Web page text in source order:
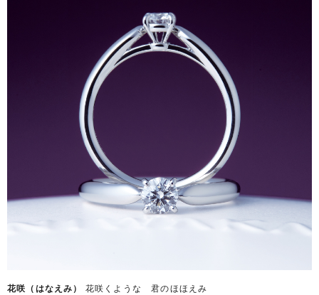
花咲（はなえみ） 花咲くような 君のほほえみ